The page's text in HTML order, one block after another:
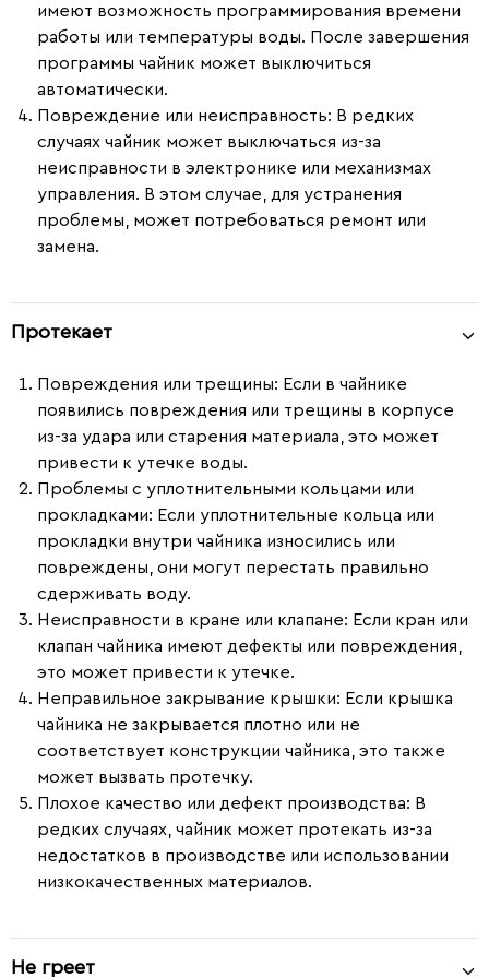
имеют возможность программирования времени
работы или температуры воды. После завершения
программы чайник может выключиться
автоматически.
Повреждение или неисправность: В редких
случаях чайник может выключаться из-за
неисправности в электронике или механизмах
управления. В этом случае, для устранения
проблемы, может потребоваться ремонт или
замена.
Протекает
Повреждения или трещины: Если в чайнике
появились повреждения или трещины в корпусе
из-за удара или старения материала, это может
привести к утечке воды.
Проблемы с уплотнительными кольцами или
прокладками: Если уплотнительные кольца или
прокладки внутри чайника износились или
повреждены, они могут перестать правильно
сдерживать воду.
Неисправности в кране или клапане: Если кран или
клапан чайника имеют дефекты или повреждения,
это может привести к утечке.
Неправильное закрывание крышки: Если крышка
чайника не закрывается плотно или не
соответствует конструкции чайника, это также
может вызвать протечку.
Плохое качество или дефект производства: В
редких случаях, чайник может протекать из-за
недостатков в производстве или использовании
низкокачественных материалов.
Не греет